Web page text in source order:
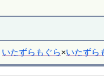
いたずらもぐら×いたずら